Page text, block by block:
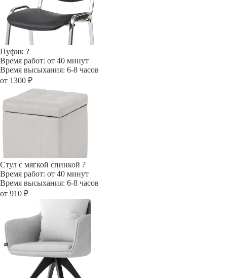
Пуфик ?
Время работ: от 40 минут
Время высыхания: 6-8 часов
от 1300 ₽
Стул с мягкой спинкой ?
Время работ: от 40 минут
Время высыхания: 6-8 часов
от 910 ₽